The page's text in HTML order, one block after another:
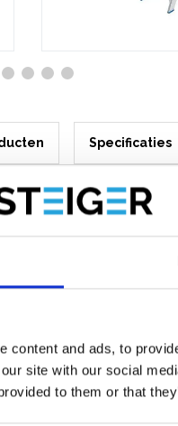
content and ads, to
site with our social
to them or that
Specificaties
– PMP12
is een veilige en
omgevingen. Deze
mm
optrekbare wielen is de
constructie met
is de trap standaard
veiligheidsdeur